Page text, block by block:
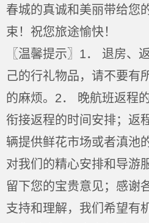
春城的真诚和美丽带给您
束！祝您旅途愉快！
〖温馨提示〗1． 退房、
己的行礼物品，请不要有
的麻烦。2． 晚航班返程
衔接返程的时间安排；返
辆提供鲜花市场或者滇池
对我们的精心安排和导游
留下您的宝贵意见；感谢
支持和理解，我们希望有